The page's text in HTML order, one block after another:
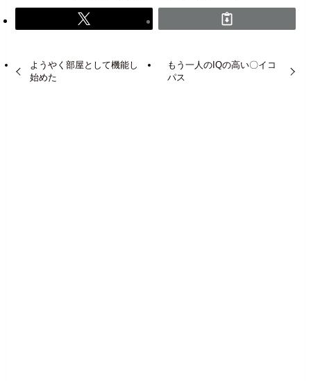
ようやく部屋として機能し
始めた
もう一人のIQの高い〇イコ
パス